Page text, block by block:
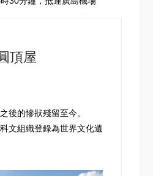
頂屋
後的慘狀殘留至今。
文組織登錄為世界文化遺